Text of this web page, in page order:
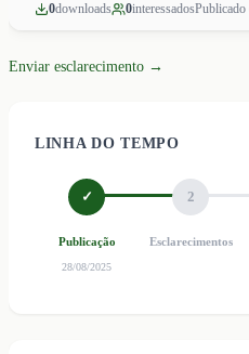
0downloads 0interessadosPublicado
Enviar esclarecimento →
LINHA DO TEMPO
✓
Publicação
28/08/2025
2
Esclarecimentos